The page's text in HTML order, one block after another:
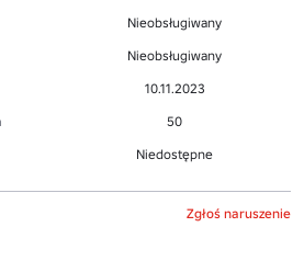
Nieobsługiwany
Nieobsługiwany
10.11.2023
50
Niedostępne
Zgłoś naruszenie